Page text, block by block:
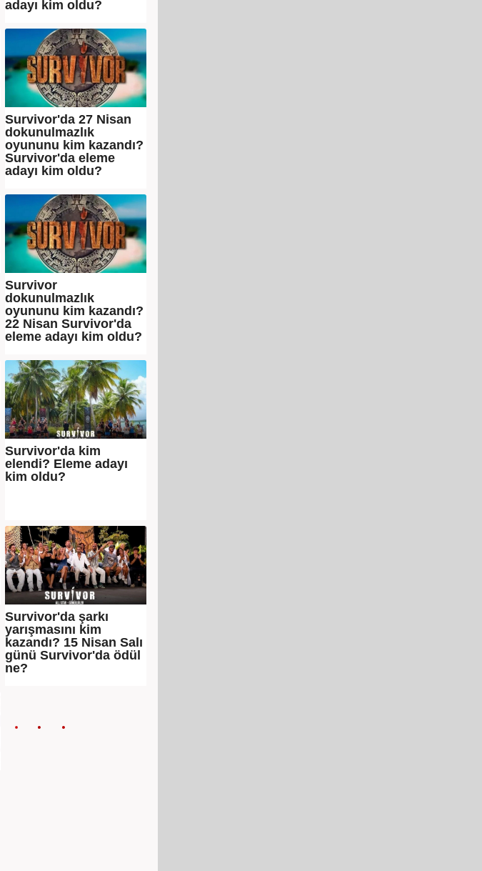
adayı kim oldu?
Survivor'da 27 Nisan
dokunulmazlık
oyununu kim kazandı?
Survivor'da eleme
adayı kim oldu?
Survivor
dokunulmazlık
oyununu kim kazandı?
22 Nisan Survivor'da
eleme adayı kim oldu?
Survivor'da kim
elendi? Eleme adayı
kim oldu?
Survivor'da şarkı
yarışmasını kim
kazandı? 15 Nisan Salı
günü Survivor'da ödül
ne?